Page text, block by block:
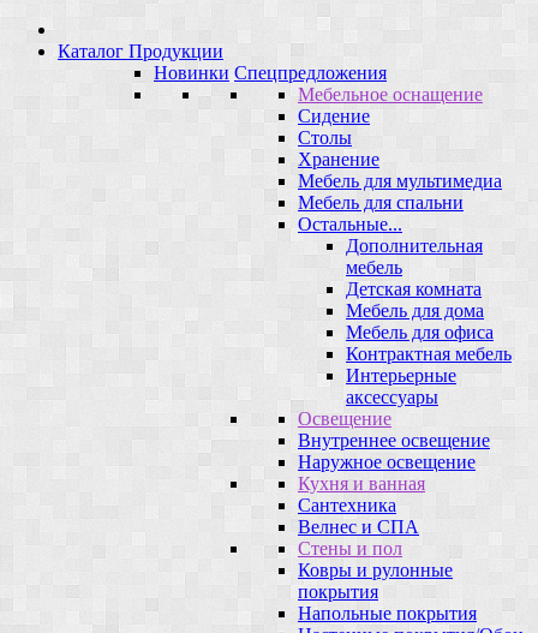
Каталог Продукции
Новинки Спецпредложения
Мебельное оснащение
Сидение
Столы
Хранение
Мебель для мультимедиа
Мебель для спальни
Остальные...
Дополнительная
мебель
Детская комната
Мебель для дома
Мебель для офиса
Контрактная мебель
Интерьерные
аксессуары
Освещение
Внутреннее освещение
Наружное освещение
Кухня и ванная
Сантехника
Велнес и СПА
Стены и пол
Ковры и рулонные
покрытия
Напольные покрытия